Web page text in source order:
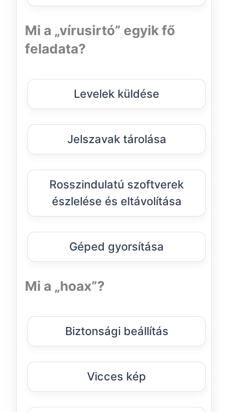
Mi a „vírusirtó” egyik fő
feladata?
Levelek küldése
Jelszavak tárolása
Rosszindulatú szoftverek
észlelése és eltávolítása
Géped gyorsítása
Mi a „hoax”?
Biztonsági beállítás
Vicces kép